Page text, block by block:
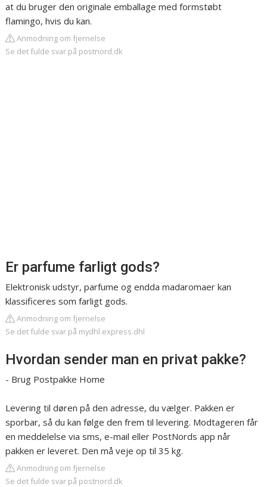
at du bruger den originale emballage med formstøbt
flamingo, hvis du kan.
Anmodning om fjernelse
Se det fulde svar på postnord.dk
Er parfume farligt gods?
Elektronisk udstyr, parfume og endda madaromaer kan
klassificeres som farligt gods.
Anmodning om fjernelse
Se det fulde svar på mydhl.express.dhl
Hvordan sender man en privat pakke?
- Brug Postpakke Home
Levering til døren på den adresse, du vælger. Pakken er
sporbar, så du kan følge den frem til levering. Modtageren får
en meddelelse via sms, e-mail eller PostNords app når
pakken er leveret. Den må veje op til 35 kg.
Anmodning om fjernelse
Se det fulde svar på postnord.dk